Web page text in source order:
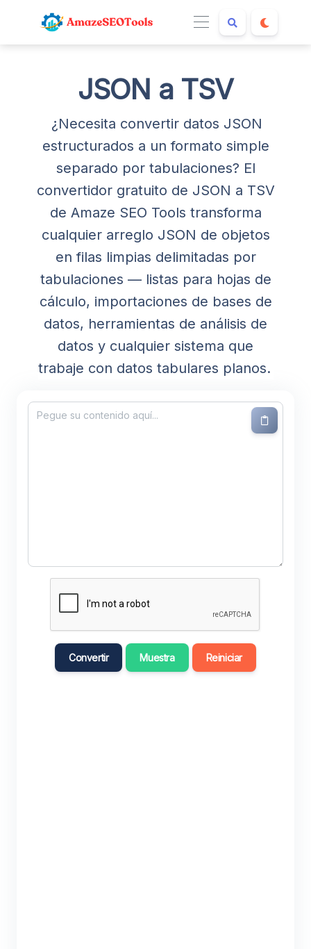
JSON a TSV
¿Necesita convertir datos JSON
estructurados a un formato simple
separado por tabulaciones? El
convertidor gratuito de JSON a TSV
de Amaze SEO Tools transforma
cualquier arreglo JSON de objetos
en filas limpias delimitadas por
tabulaciones — listas para hojas de
cálculo, importaciones de bases de
datos, herramientas de análisis de
datos y cualquier sistema que
trabaje con datos tabulares planos.
Convertir Muestra Reiniciar